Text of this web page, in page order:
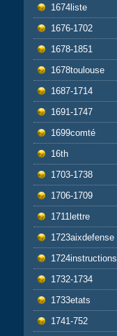
1674liste
1676-1702
1678-1851
1678toulouse
1687-1714
1691-1747
1699comté
16th
1703-1738
1706-1709
1711lettre
1723aixdefense
1724instructions
1732-1734
1733etats
1741-752